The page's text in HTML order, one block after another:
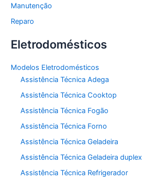
Manutenção
Reparo
Eletrodomésticos
Modelos Eletrodomésticos
Assistência Técnica Adega
Assistência Técnica Cooktop
Assistência Técnica Fogão
Assistência Técnica Forno
Assistência Técnica Geladeira
Assistência Técnica Geladeira duplex
Assistência Técnica Refrigerador